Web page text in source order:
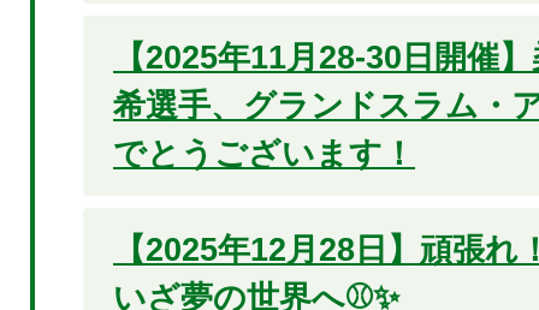
【2025年11月28-30日開催
希選手、グランドスラム・
でとうございます！
【2025年12月28日】頑張れ
いざ夢の世界へ⚾✨